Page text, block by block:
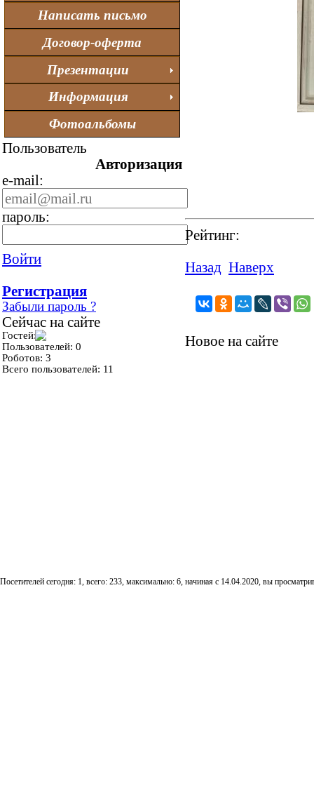
Написать письмо
Договор-оферта
Презентации
Информация
Фотоальбомы
Пользователь
Авторизация
e-mail:
пароль:
Войти
Регистрация
Забыли пароль ?
Сейчас на сайте
Гостей: 0
Пользователей: 0
Роботов: 3
Всего пользователей: 11
Рейтинг:
Назад Наверх
Новое на сайте
Посетителей сегодня: 1, всего: 233, максимально: 6, начиная с 14.04.2020, вы